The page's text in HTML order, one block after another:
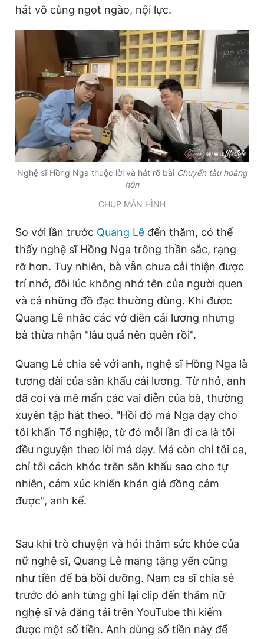
Giấy phép xuất bản số 110/GP - BTTTT cấp ngày 24.3.2020
© 2003-2026 Bản quyền thuộc về Báo Thanh Niên. Cấm sao
bản. Phát triển bởi ePi Technologies, JSC.
hát vô cùng ngọt ngào, nội lực.
Nghệ sĩ Hồng Nga thuộc lời và hát rõ bài Chuyến tàu hoàng
hôn
CHỤP MÀN HÌNH
So với lần trước Quang Lê đến thăm, có thể
thấy nghệ sĩ Hồng Nga trông thần sắc, rạng
rỡ hơn. Tuy nhiên, bà vẫn chưa cải thiện được
trí nhớ, đôi lúc không nhớ tên của người quen
và cả những đồ đạc thường dùng. Khi được
Quang Lê nhắc các vở diễn cải lương nhưng
bà thừa nhận "lâu quá nên quên rồi".
Quang Lê chia sẻ với anh, nghệ sĩ Hồng Nga là
tượng đài của sân khấu cải lương. Từ nhỏ, anh
đã coi và mê mẩn các vai diễn của bà, thường
xuyên tập hát theo. "Hồi đó má Nga dạy cho
tôi khấn Tổ nghiệp, từ đó mỗi lần đi ca là tôi
đều nguyện theo lời má dạy. Má còn chỉ tôi ca,
chỉ tôi cách khóc trên sân khấu sao cho tự
nhiên, cảm xúc khiến khán giả đồng cảm
được", anh kể.
Sau khi trò chuyện và hỏi thăm sức khỏe của
nữ nghệ sĩ, Quang Lê mang tặng yến cũng
như tiền để bà bồi dưỡng. Nam ca sĩ chia sẻ
trước đó anh từng ghi lại clip đến thăm nữ
nghệ sĩ và đăng tải trên YouTube thì kiếm
được một số tiền. Anh dùng số tiền này để